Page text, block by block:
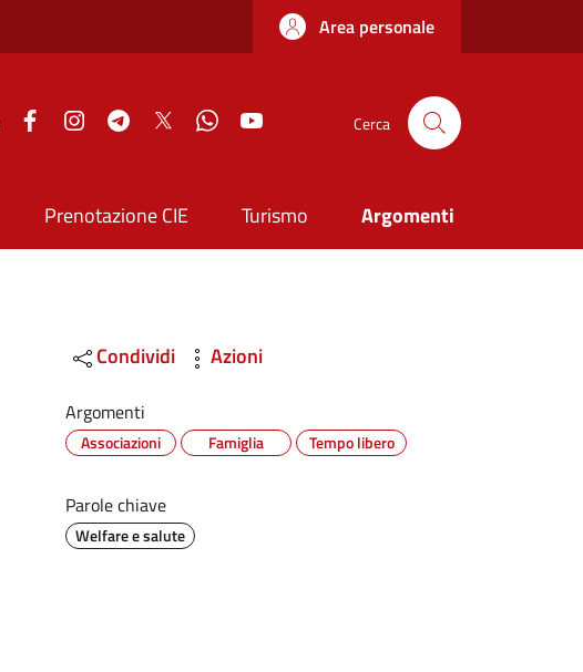
Area personale
FacebookInstagramTelegramTwitter WhatsApp Cerca
Prenotazione CIE Turismo Argomenti
Condividi Azioni
Argomenti
Associazioni Famiglia Tempo libero
Parole chiave
Welfare e salute